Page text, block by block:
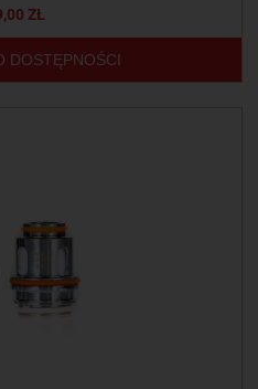
ZŁ
DOSTĘPNOŚCI